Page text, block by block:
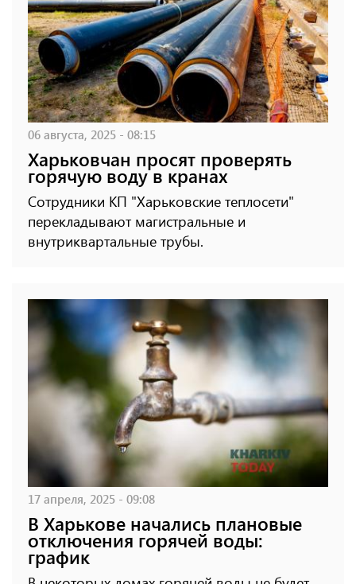
06 августа, 2025 - 08:15
Харьковчан просят проверять
горячую воду в кранах
Сотрудники КП "Харьковские теплосети"
перекладывают магистральные и
внутриквартальные трубы.
17 апреля, 2025 - 09:08
В Харькове начались плановые
отключения горячей воды:
график